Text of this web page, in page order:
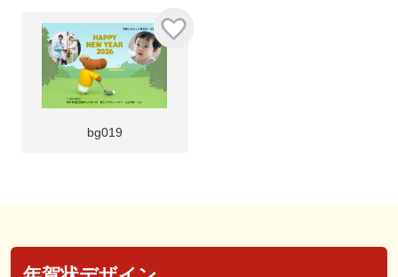
bg019